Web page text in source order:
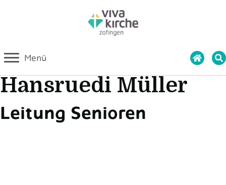
Menü
Hansruedi Müller
Leitung Senioren